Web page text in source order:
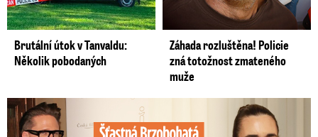
Oběť bouře v jezeru Most: Zemřel táta Dominik (†28)